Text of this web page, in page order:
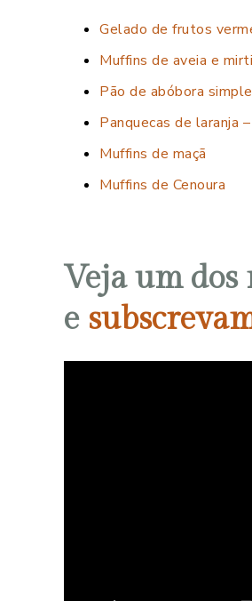
Gelado de frutos
Muffins de aveia e
Pão de abóbora
Panquecas de laranja
Muffins de maçã
Muffins de Cenoura
Veja um dos
e